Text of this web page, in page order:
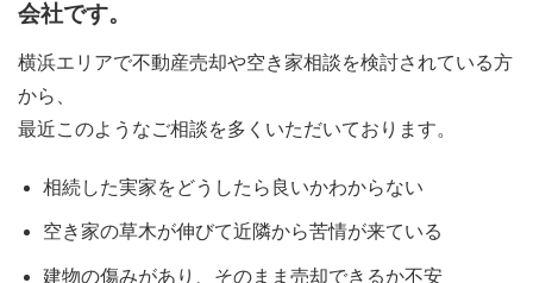
会社です。
横浜エリアで不動産売却や空き家相談を検討されている方
から、
最近このようなご相談を多くいただいております。
相続した実家をどうしたら良いかわからない
空き家の草木が伸びて近隣から苦情が来ている
建物の傷みがあり、そのまま売却できるか不安